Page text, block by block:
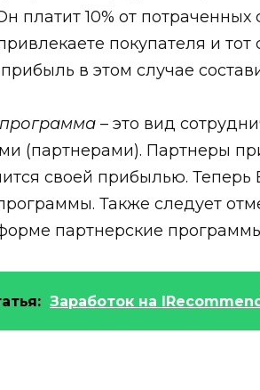
платит 10% от
покупателя и
в этом случае
– это вид
(партнерами). Партнеры
своей прибылью. Теперь
Также следует
партнерские
Заработок на